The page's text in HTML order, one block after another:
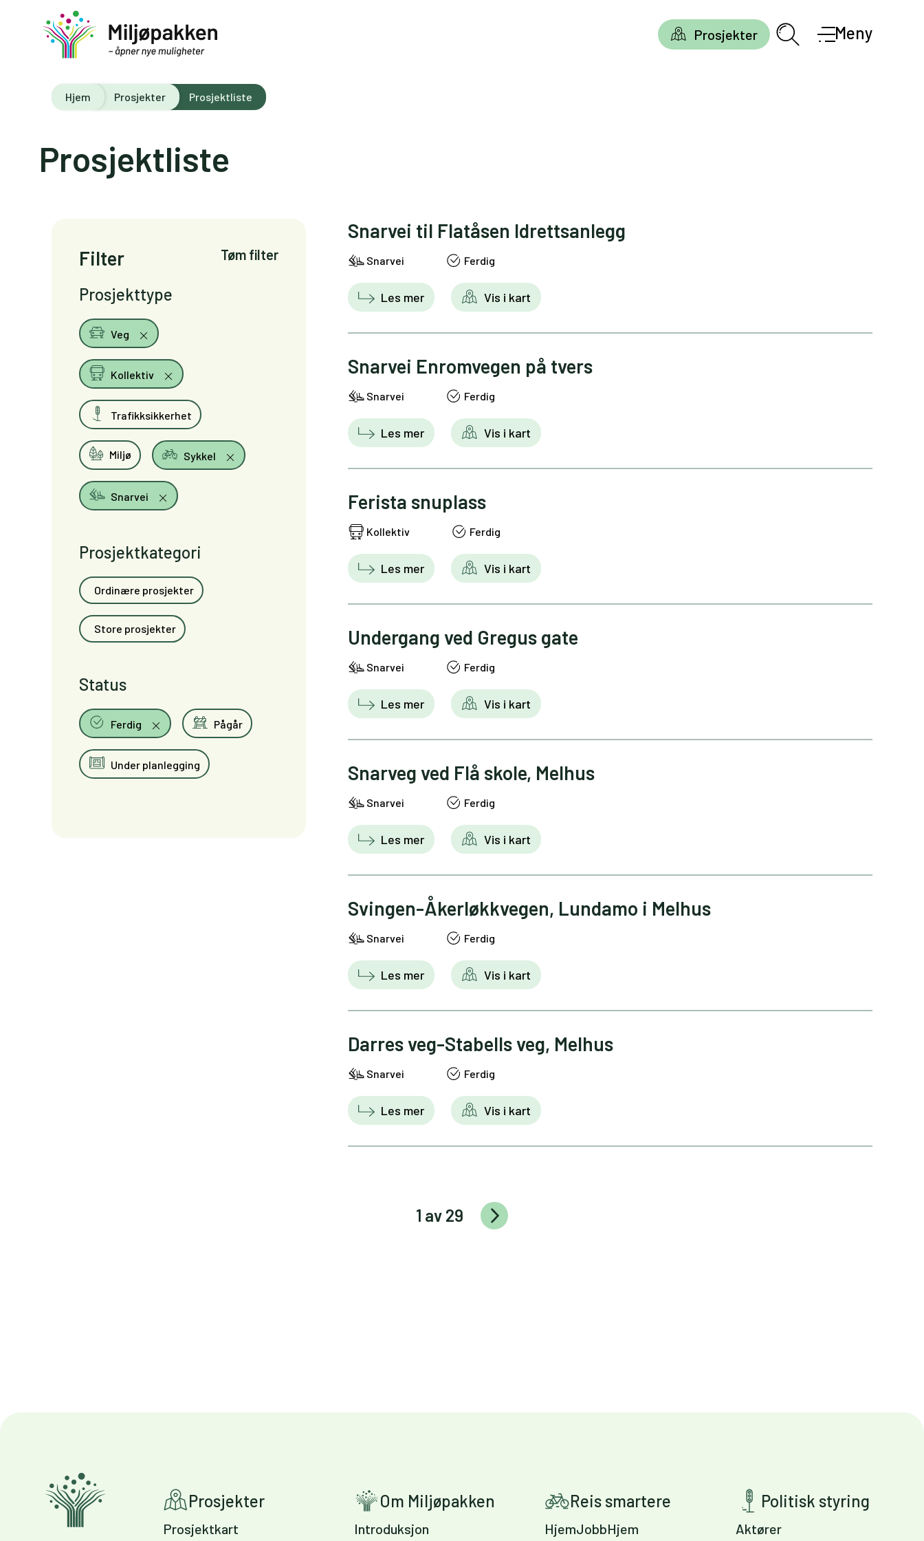
Prosjekter Meny
Hjem Prosjekter Prosjektliste
Prosjektliste
Filter Tøm filter
Prosjekttype
Veg
Kollektiv
Trafikksikkerhet
Miljø Sykkel
Snarvei
Prosjektkategori
Ordinære prosjekter
Store prosjekter
Status
Ferdig Pågår
Under planlegging
Snarvei til Flatåsen Idrettsanlegg
Snarvei Ferdig
Les mer Vis i kart
Snarvei Enromvegen på tvers
Snarvei Ferdig
Les mer Vis i kart
Ferista snuplass
Kollektiv Ferdig
Les mer Vis i kart
Undergang ved Gregus gate
Snarvei Ferdig
Les mer Vis i kart
Snarveg ved Flå skole, Melhus
Snarvei Ferdig
Les mer Vis i kart
Svingen-Åkerløkkvegen, Lundamo i Melhus
Snarvei Ferdig
Les mer Vis i kart
Darres veg-Stabells veg, Melhus
Snarvei Ferdig
Les mer Vis i kart
1 av 29
Prosjekter
Prosjektkart
Om Miljøpakken
Introduksjon
Reis smartere
HjemJobbHjem
Politisk styring
Aktører